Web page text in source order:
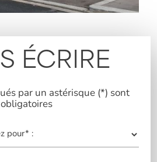
ÉCRIRE
par un astérisque (*) sont
obligatoires